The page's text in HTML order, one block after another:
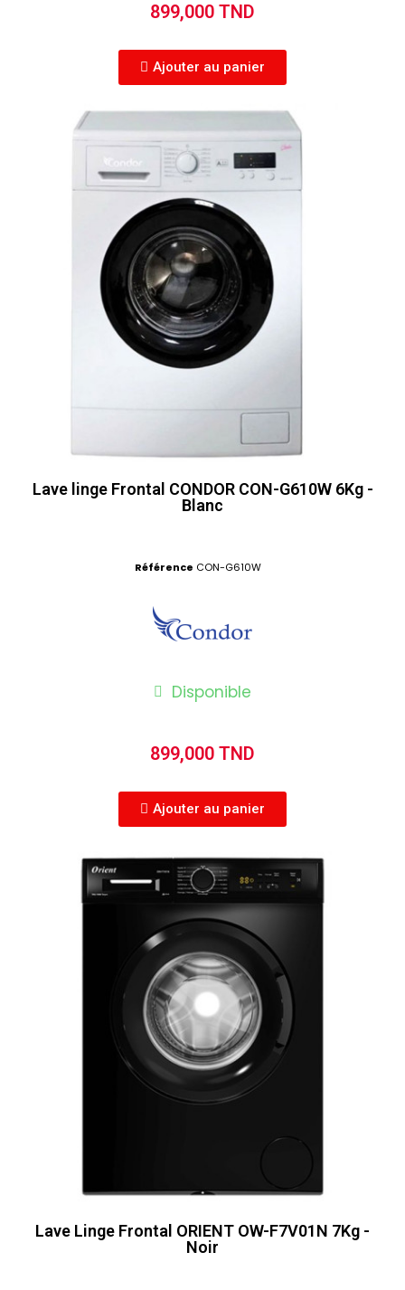
899,000 TND
Ajouter au panier
Lave linge Frontal CONDOR CON-G610W 6Kg -
Blanc
Référence CON-G610W
Disponible
899,000 TND
Ajouter au panier
Lave Linge Frontal ORIENT OW-F7V01N 7Kg -
Noir